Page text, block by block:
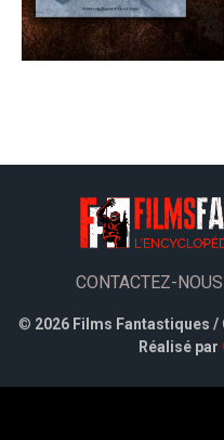
CONTACTEZ-NOUS
© 2026 Films Fantastiques /
Réalisé par